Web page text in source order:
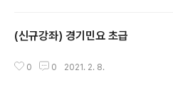
(신규강좌) 경기민요 초급
0 0 2021. 2. 8.